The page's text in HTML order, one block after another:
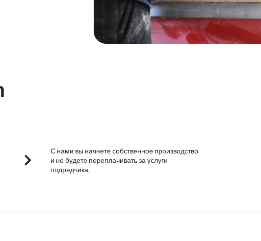
С нами вы начнете собственное производство
и не будете переплачивать за услуги
подрядчика.